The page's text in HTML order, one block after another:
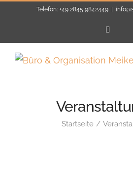
Telefon: +49 2845 9842449
Startseite